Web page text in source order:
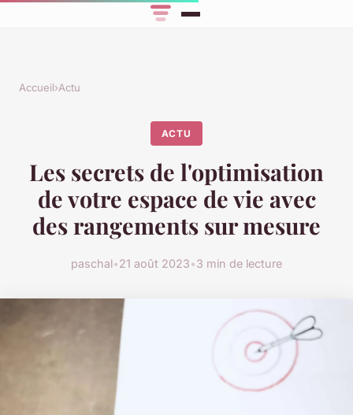
Accueil›Actu
ACTU
Les secrets de l'optimisation
de votre espace de vie avec
des rangements sur mesure
paschal•21 août 2023•3 min de lecture